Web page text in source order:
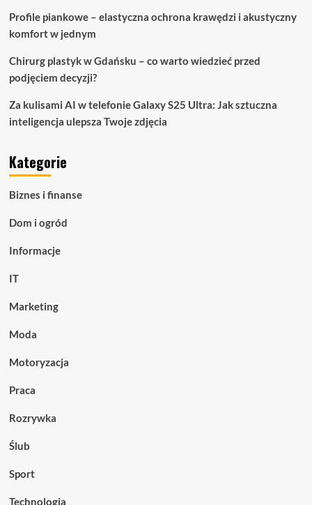
Profile piankowe – elastyczna ochrona krawędzi i akustyczny
komfort w jednym
Chirurg plastyk w Gdańsku – co warto wiedzieć przed
podjęciem decyzji?
Za kulisami AI w telefonie Galaxy S25 Ultra: Jak sztuczna
inteligencja ulepsza Twoje zdjęcia
Kategorie
Biznes i finanse
Dom i ogród
Informacje
IT
Marketing
Moda
Motoryzacja
Praca
Rozrywka
Ślub
Sport
Technologia